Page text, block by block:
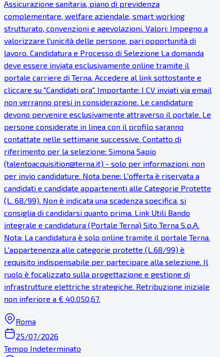
Assicurazione sanitaria, piano di previdenza
complementare, welfare aziendale, smart working
strutturato, convenzioni e agevolazioni. Valori: Impegno a
valorizzare l'unicità delle persone, pari opportunità di
lavoro. Candidatura e Processo di Selezione La domanda
deve essere inviata esclusivamente online tramite il
portale carriere di Terna. Accedere al link sottostante e
cliccare su "Candidati ora". Importante: I CV inviati via email
non verranno presi in considerazione. Le candidature
devono pervenire esclusivamente attraverso il portale. Le
persone considerate in linea con il profilo saranno
contattate nelle settimane successive. Contatto di
riferimento per la selezione: Simona Sapio
(talentoacquisition@terna.it) - solo per informazioni, non
per invio candidature. Nota bene: L'offerta è riservata a
candidati e candidate appartenenti alle Categorie Protette
(L. 68/99). Non è indicata una scadenza specifica, si
consiglia di candidarsi quanto prima. Link Utili Bando
integrale e candidatura (Portale Terna) Sito Terna S.p.A.
Nota: La candidatura è solo online tramite il portale Terna.
L'appartenenza alle categorie protette (L.68/99) è
requisito indispensabile per partecipare alla selezione. Il
ruolo è focalizzato sulla progettazione e gestione di
infrastrutture elettriche strategiche. Retribuzione iniziale
non inferiore a € 40.050,67.
Roma
25/07/2026
Tempo Indeterminato